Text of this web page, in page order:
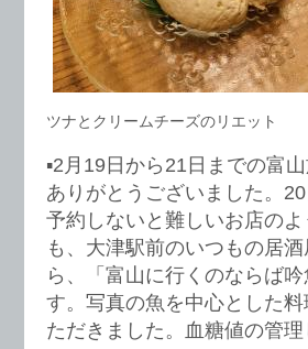
ツナとクリームチーズのリエット
▪️2月19日から21日までの富
ありがとうございました。
予約しないと難しいお店の
も、大津駅前のいつもの居
ら、「富山に行くのならば
す。写真の魚を中心とした
ただきました。血糖値の管理